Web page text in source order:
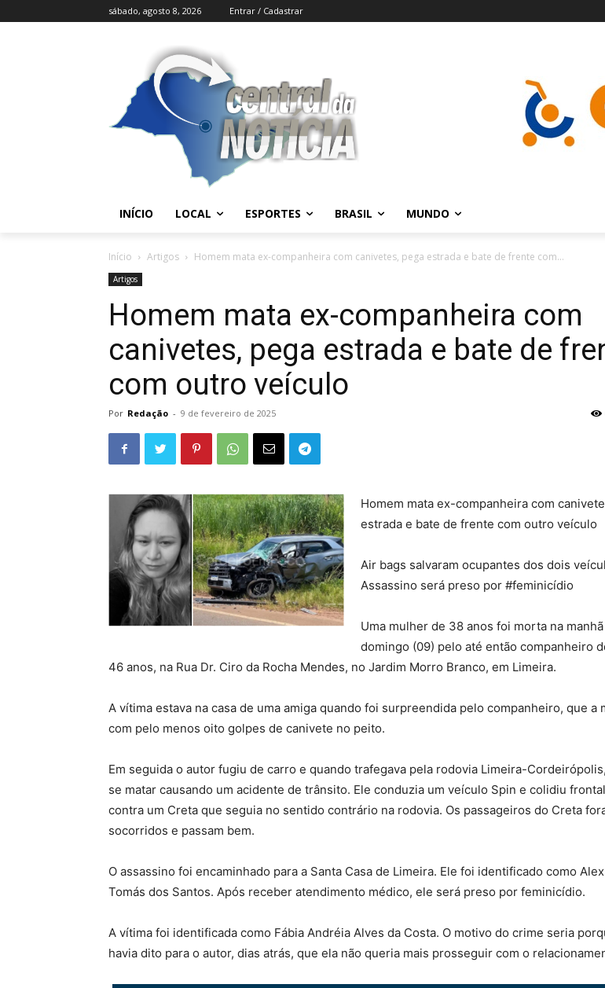
sábado, agosto 8, 2026 Entrar / Cadastrar
INÍCIO LOCAL ESPORTES BRASIL MUNDO
Início Artigos Homem mata ex-companheira com canivetes, pega estrada e bate de frente com...
Artigos
Homem mata ex-companheira com
canivetes, pega estrada e bate de
com outro veículo
Por Redação - 9 de fevereiro de 2025
Homem mata ex-companheira com
estrada e bate de frente com outro veículo
Air bags salvaram ocupantes dos dois
Assassino será preso por #feminicídio
Uma mulher de 38 anos foi morta na
domingo (09) pelo até então companheiro
46 anos, na Rua Dr. Ciro da Rocha Mendes, no Jardim Morro Branco, em Limeira.
A vítima estava na casa de uma amiga quando foi surpreendida pelo companheiro, que a
com pelo menos oito golpes de canivete no peito.
Em seguida o autor fugiu de carro e quando trafegava pela rodovia Limeira-
se matar causando um acidente de trânsito. Ele conduzia um veículo Spin e colidiu
contra um Creta que seguia no sentido contrário na rodovia. Os passageiros do Creta
socorridos e passam bem.
O assassino foi encaminhado para a Santa Casa de Limeira. Ele foi identificado como
Tomás dos Santos. Após receber atendimento médico, ele será preso por feminicídio.
A vítima foi identificada como Fábia Andréia Alves da Costa. O motivo do crime seria
havia dito para o autor, dias atrás, que ela não queria mais prosseguir com o